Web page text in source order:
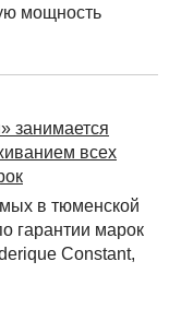
мощность
занимается
всех
в тюменской
гарантии марок
Constant,